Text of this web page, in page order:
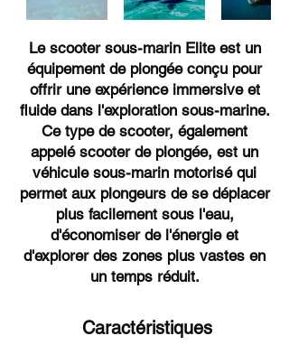
Le scooter sous-marin Elite est un
équipement de plongée conçu pour
offrir une expérience immersive et
fluide dans l'exploration sous-marine.
Ce type de scooter, également
appelé scooter de plongée, est un
véhicule sous-marin motorisé qui
permet aux plongeurs de se déplacer
plus facilement sous l'eau,
d'économiser de l'énergie et
d'explorer des zones plus vastes en
un temps réduit.
Caractéristiques